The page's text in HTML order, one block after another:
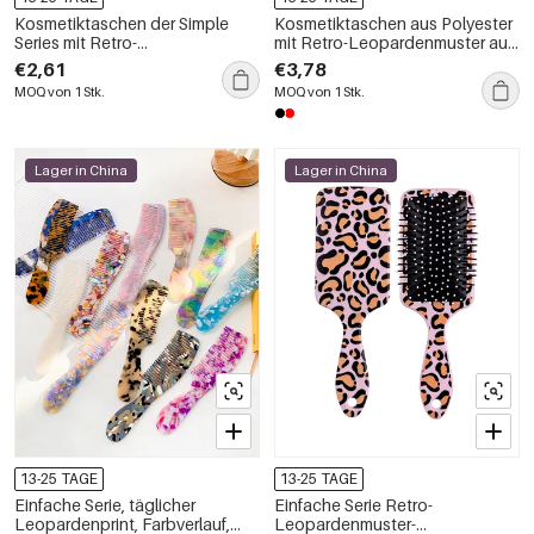
Kosmetiktaschen der Simple
Series mit Retro-
Leopardenmuster und
Kunstpelz
€2,61
MOQ von 1 Stk.
Kosmetiktaschen aus Polyester
mit Retro-Leopardenmuster aus
der Simple Series
€3,78
MOQ von 1 Stk.
Lager in China
13-25 TAGE
Einfache Serie, täglicher
Leopardenprint, Farbverlauf,
Lager in China
13-25 TAGE
Einfache Serie Retro-
Leopardenmuster-